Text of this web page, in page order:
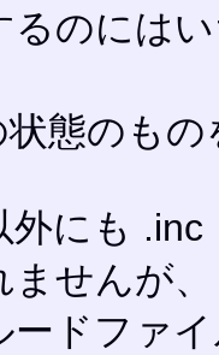
るのには
態のも
外にも
せんが、
ードファ